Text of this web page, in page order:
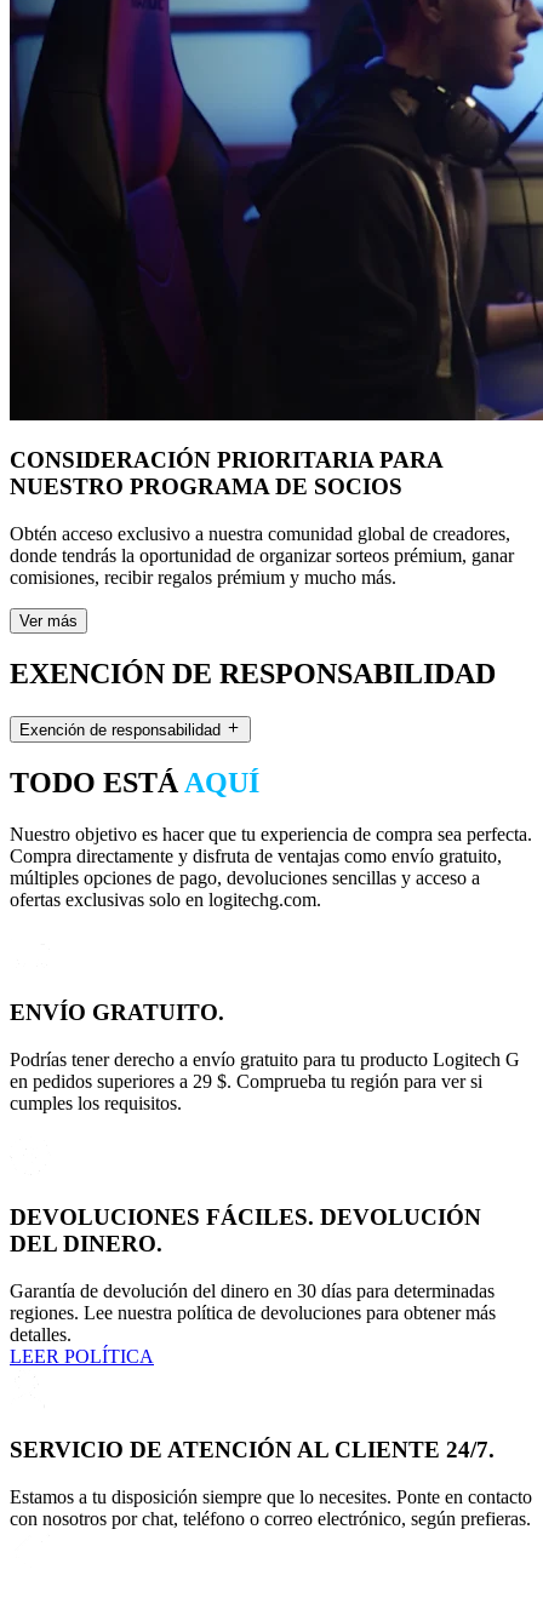
CONSIDERACIÓN PRIORITARIA PARA
NUESTRO PROGRAMA DE SOCIOS
Obtén acceso exclusivo a nuestra comunidad global de creadores,
donde tendrás la oportunidad de organizar sorteos prémium, ganar
comisiones, recibir regalos prémium y mucho más.
Ver más
EXENCIÓN DE RESPONSABILIDAD
Exención de responsabilidad
TODO ESTÁ AQUÍ
Nuestro objetivo es hacer que tu experiencia de compra sea perfecta.
Compra directamente y disfruta de ventajas como envío gratuito,
múltiples opciones de pago, devoluciones sencillas y acceso a
ofertas exclusivas solo en logitechg.com.
ENVÍO GRATUITO.
Podrías tener derecho a envío gratuito para tu producto Logitech G
en pedidos superiores a 29 $. Comprueba tu región para ver si
cumples los requisitos.
DEVOLUCIONES FÁCILES. DEVOLUCIÓN
DEL DINERO.
Garantía de devolución del dinero en 30 días para determinadas
regiones. Lee nuestra política de devoluciones para obtener más
detalles.
LEER POLÍTICA
SERVICIO DE ATENCIÓN AL CLIENTE 24/7.
Estamos a tu disposición siempre que lo necesites. Ponte en contacto
con nosotros por chat, teléfono o correo electrónico, según prefieras.